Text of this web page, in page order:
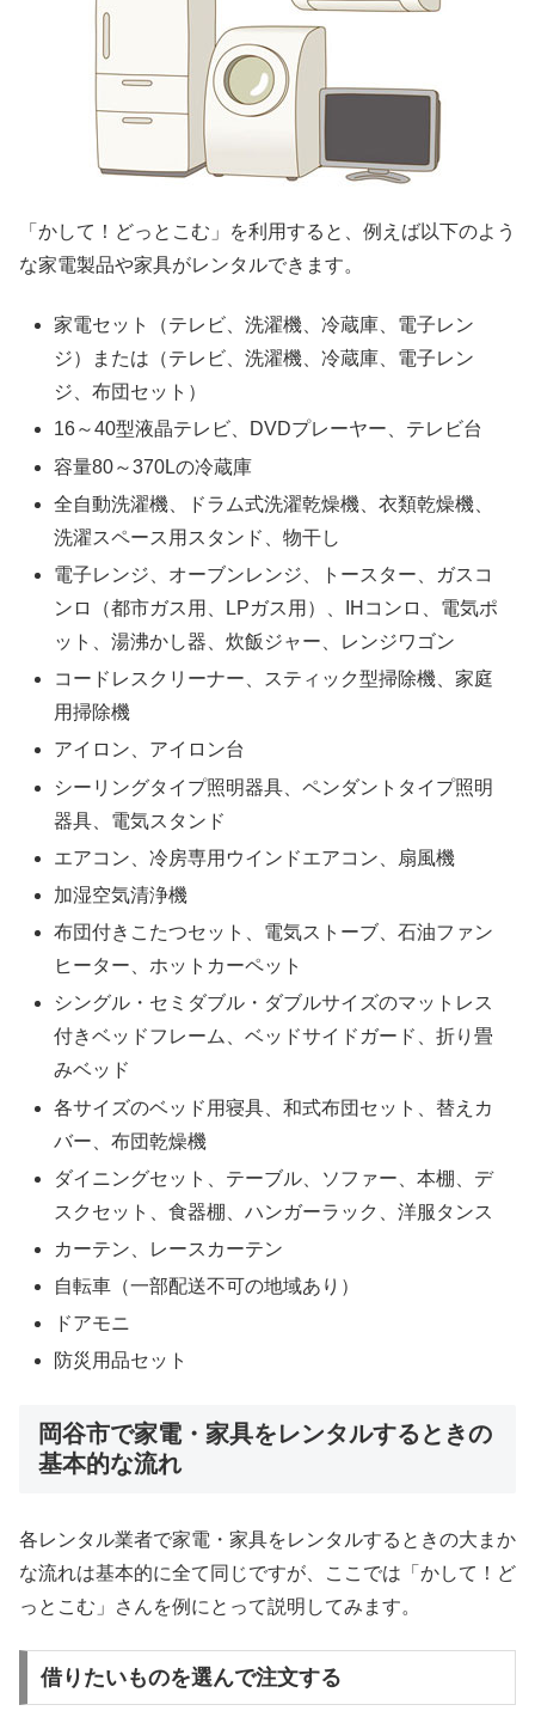
「かして！どっとこむ」を利用すると、例えば以下のよう
な家電製品や家具がレンタルできます。
家電セット（テレビ、洗濯機、冷蔵庫、電子レン
ジ）または（テレビ、洗濯機、冷蔵庫、電子レン
ジ、布団セット）
16～40型液晶テレビ、DVDプレーヤー、テレビ台
容量80～370Lの冷蔵庫
全自動洗濯機、ドラム式洗濯乾燥機、衣類乾燥機、
洗濯スペース用スタンド、物干し
電子レンジ、オーブンレンジ、トースター、ガスコ
ンロ（都市ガス用、LPガス用）、IHコンロ、電気ポ
ット、湯沸かし器、炊飯ジャー、レンジワゴン
コードレスクリーナー、スティック型掃除機、家庭
用掃除機
アイロン、アイロン台
シーリングタイプ照明器具、ペンダントタイプ照明
器具、電気スタンド
エアコン、冷房専用ウインドエアコン、扇風機
加湿空気清浄機
布団付きこたつセット、電気ストーブ、石油ファン
ヒーター、ホットカーペット
シングル・セミダブル・ダブルサイズのマットレス
付きベッドフレーム、ベッドサイドガード、折り畳
みベッド
各サイズのベッド用寝具、和式布団セット、替えカ
バー、布団乾燥機
ダイニングセット、テーブル、ソファー、本棚、デ
スクセット、食器棚、ハンガーラック、洋服タンス
カーテン、レースカーテン
自転車（一部配送不可の地域あり）
ドアモニ
防災用品セット
岡谷市で家電・家具をレンタルするときの
基本的な流れ
各レンタル業者で家電・家具をレンタルするときの大まか
な流れは基本的に全て同じですが、ここでは「かして！ど
っとこむ」さんを例にとって説明してみます。
借りたいものを選んで注文する